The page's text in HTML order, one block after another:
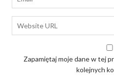
Zapamiętaj moje dane w tej
kolejnych